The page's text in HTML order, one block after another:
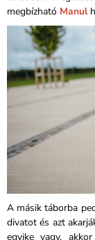
megbízható Manul
A másik táborba
divatot és azt
egyike vagy,